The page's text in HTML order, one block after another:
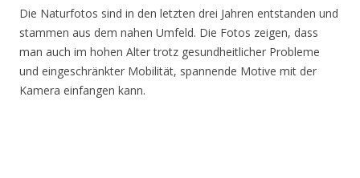
Die Naturfotos sind in den letzten drei Jahren entstanden und
stammen aus dem nahen Umfeld. Die Fotos zeigen, dass
man auch im hohen Alter trotz gesundheitlicher Probleme
und eingeschränkter Mobilität, spannende Motive mit der
Kamera einfangen kann.